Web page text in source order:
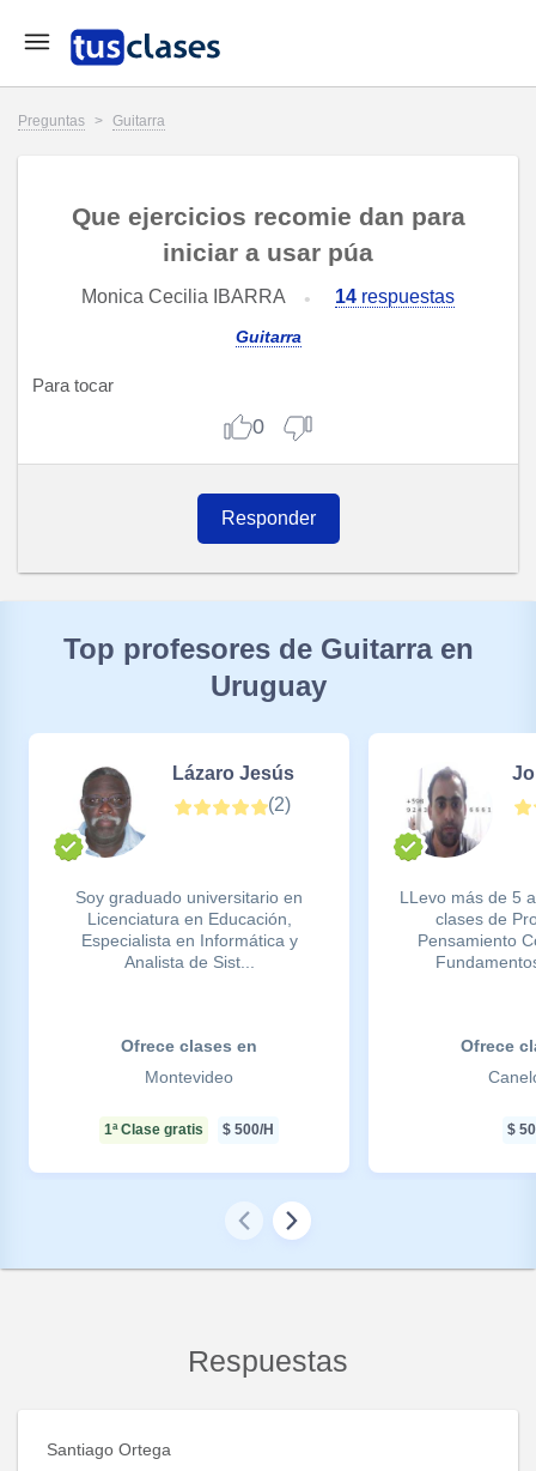
Preguntas > Guitarra
Que ejercicios recomie dan para
iniciar a usar púa
Monica Cecilia IBARRA 14 respuestas
Guitarra
Para tocar
0
Responder
Top profesores de Guitarra en
Uruguay
Lázaro Jesús
(2)
Soy graduado universitario en
Licenciatura en Educación,
Especialista en Informática y
Analista de Sist...
Ofrece clases en
Montevideo
1ª Clase gratis $ 500/H
LLevo más de 5
clases de
Pensamiento
Ofrece
$ 50
Respuestas
Santiago Ortega